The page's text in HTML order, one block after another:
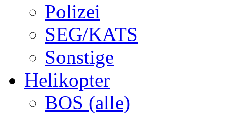
Polizei
SEG/KATS
Sonstige
Helikopter
BOS (alle)